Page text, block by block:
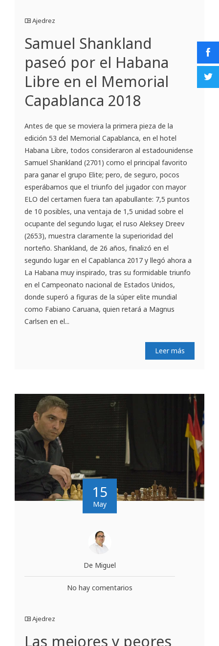
Ajedrez
Samuel Shankland
paseó por el Habana
Libre en el Memorial
Capablanca 2018
Antes de que se moviera la primera pieza de la
edición 53 del Memorial Capablanca, en el hotel
Habana Libre, todos consideraron al estadounidense
Samuel Shankland (2701) como el principal favorito
para ganar el grupo Elite; pero, de seguro, pocos
esperábamos que el triunfo del jugador con mayor
ELO del certamen fuera tan apabullante: 7,5 puntos
de 10 posibles, una ventaja de 1,5 unidad sobre el
ocupante del segundo lugar, el ruso Aleksey Dreev
(2653), muestra claramente la superioridad del
norteño. Shankland, de 26 años, finalizó en el
segundo lugar en el Capablanca 2017 y llegó ahora a
La Habana muy inspirado, tras su formidable triunfo
en el Campeonato nacional de Estados Unidos,
donde superó a figuras de la súper elite mundial
como Fabiano Caruana, quien retará a Magnus
Carlsen en el...
Leer más
15
May
De Miguel
No hay comentarios
Ajedrez
Las mejores y peores